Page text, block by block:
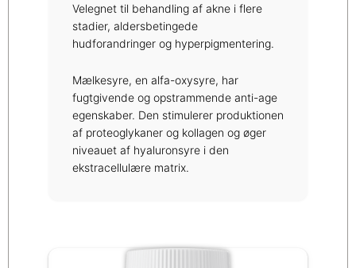
Velegnet til behandling af akne i flere
stadier, aldersbetingede
hudforandringer og hyperpigmentering.
Mælkesyre, en alfa-oxysyre, har
fugtgivende og opstrammende anti-age
egenskaber. Den stimulerer produktionen
af proteoglykaner og kollagen og øger
niveauet af hyaluronsyre i den
ekstracellulære matrix.